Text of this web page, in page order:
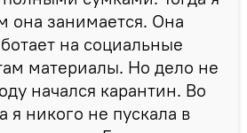
она занимается. Она
на социальные
материалы. Но дело не
начался карантин. Во
я никого не пускала в